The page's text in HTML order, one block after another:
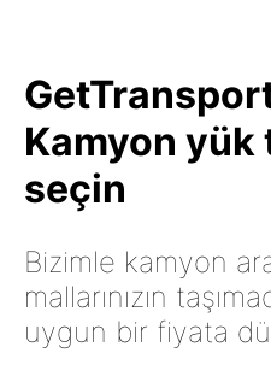
Kamyon yük
seçin
Bizimle kamyon
mallarınızın
uygun bir fiyata